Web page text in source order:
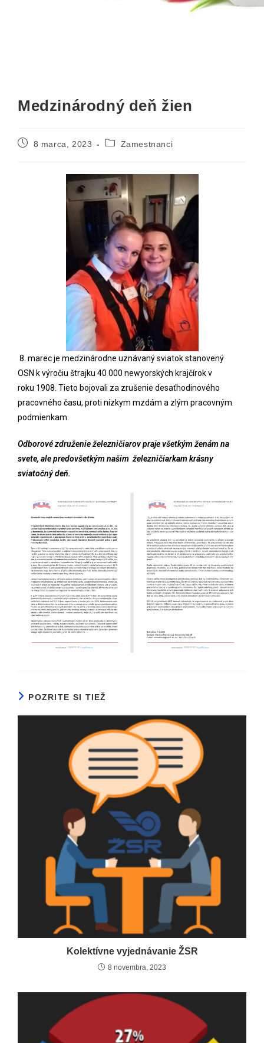
Medzinárodný deň žien
8 marca, 2023 Zamestnanci
8. marec je medzinárodne uznávaný sviatok stanovený
OSN k výročiu štrajku 40 000 newyorských krajčírok v
roku 1908. Tieto bojovali za zrušenie desaťhodinového
pracovného času, proti nízkym mzdám a zlým pracovným
podmienkam.
Odborové združenie železničiarov praje všetkým ženám na
svete, ale predovšetkým našim železničiarkam krásny
sviatočný deň.
POZRITE SI TIEŽ
Kolektívne vyjednávanie ŽSR
8 novembra, 2023